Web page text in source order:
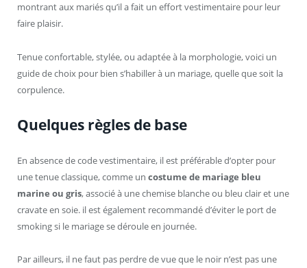
montrant aux mariés qu’il a fait un effort vestimentaire pour leur
faire plaisir.
Tenue confortable, stylée, ou adaptée à la morphologie, voici un
guide de choix pour bien s’habiller à un mariage, quelle que soit la
corpulence.
Quelques règles de base
En absence de code vestimentaire, il est préférable d’opter pour
une tenue classique, comme un costume de mariage bleu
marine ou gris, associé à une chemise blanche ou bleu clair et une
cravate en soie. il est également recommandé d’éviter le port de
smoking si le mariage se déroule en journée.
Par ailleurs, il ne faut pas perdre de vue que le noir n’est pas une